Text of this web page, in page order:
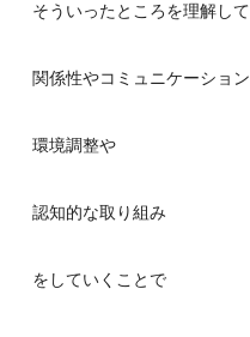
そういったところを理解して
関係性やコミュニケーション
環境調整や
認知的な取り組み
をしていくことで